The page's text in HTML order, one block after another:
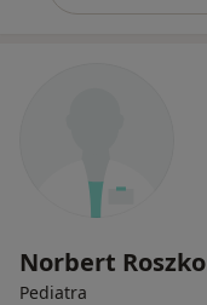
Norbert Roszko
Pediatra